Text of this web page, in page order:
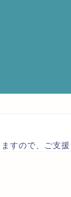
すので、ご支援